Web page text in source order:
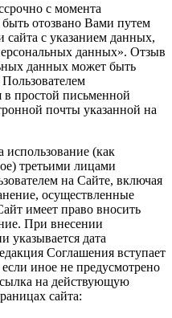
с момента
отозвано Вами путем
сайта с указанием данных,
данных». Отзыв
данных может быть
в простой письменной
почты указанной на
использование (как
третьими лицами
на Сайте, включая
осуществленные
имеет право вносить
При внесении
указывается дата
Соглашения вступает
иное не предусмотрено
на действующую
сайта: